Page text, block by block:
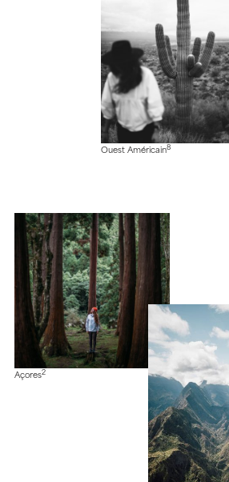
Ouest Américain8
Açores2